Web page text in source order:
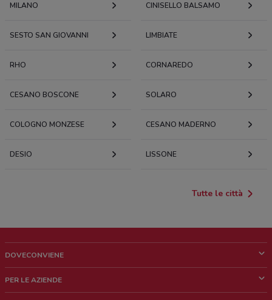
MILANO CINISELLO BALSAMO
SESTO SAN GIOVANNI LIMBIATE
RHO CORNAREDO
CESANO BOSCONE SOLARO
COLOGNO MONZESE CESANO MADERNO
DESIO LISSONE
Tutte le città
DOVECONVIENE
Chi siamo
PER LE AZIENDE